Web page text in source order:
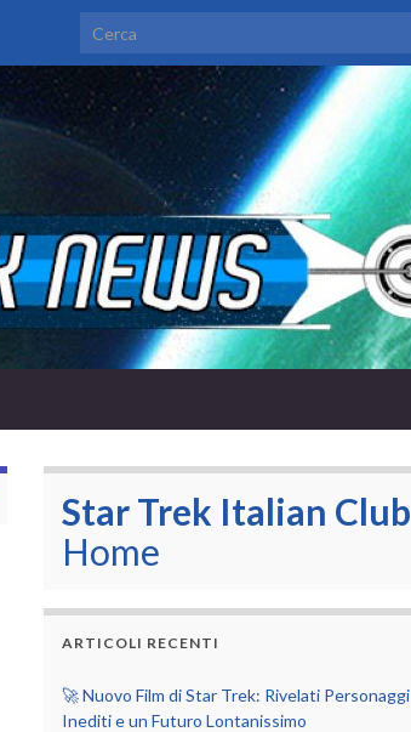
Search for:
Star Trek Italian Club
Home
ARTICOLI RECENTI
🚀 Nuovo Film di Star Trek: Rivelati Personaggi
Inediti e un Futuro Lontanissimo